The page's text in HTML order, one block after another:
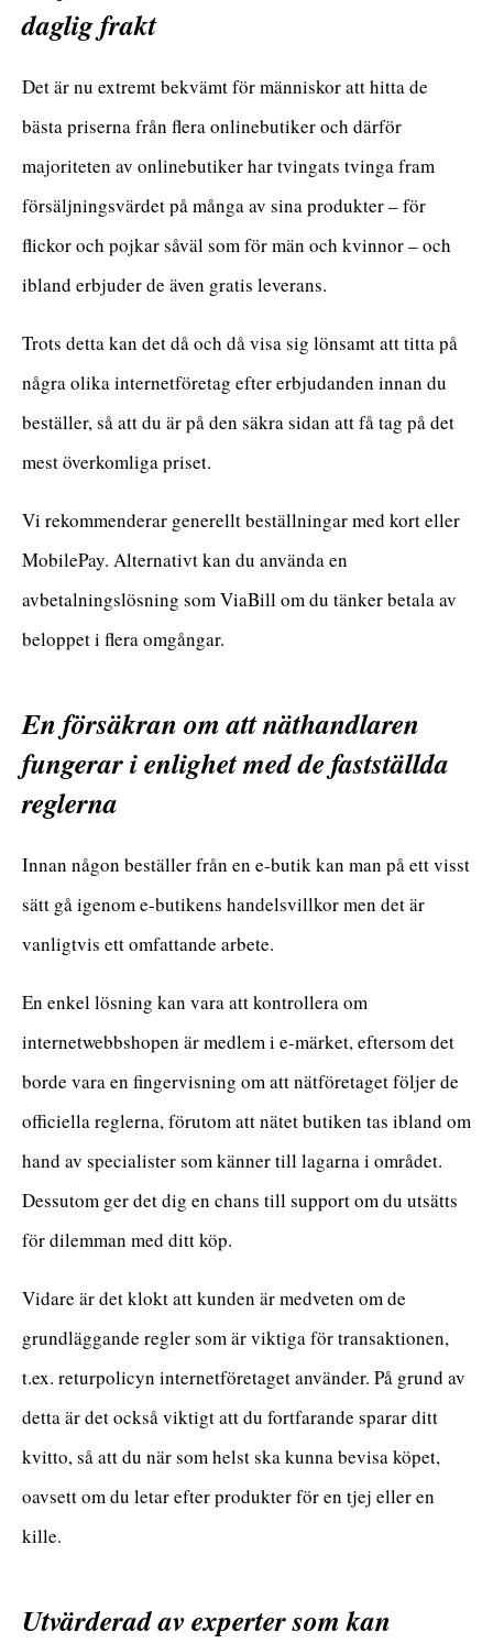
daglig frakt
Det är nu extremt bekvämt för människor att hitta de
bästa priserna från flera onlinebutiker och därför
majoriteten av onlinebutiker har tvingats tvinga fram
försäljningsvärdet på många av sina produkter – för
flickor och pojkar såväl som för män och kvinnor – och
ibland erbjuder de även gratis leverans.
Trots detta kan det då och då visa sig lönsamt att titta på
några olika internetföretag efter erbjudanden innan du
beställer, så att du är på den säkra sidan att få tag på det
mest överkomliga priset.
Vi rekommenderar generellt beställningar med kort eller
MobilePay. Alternativt kan du använda en
avbetalningslösning som ViaBill om du tänker betala av
beloppet i flera omgångar.
En försäkran om att näthandlaren
fungerar i enlighet med de fastställda
reglerna
Innan någon beställer från en e-butik kan man på ett visst
sätt gå igenom e-butikens handelsvillkor men det är
vanligtvis ett omfattande arbete.
En enkel lösning kan vara att kontrollera om
internetwebbshopen är medlem i e-märket, eftersom det
borde vara en fingervisning om att nätföretaget följer de
officiella reglerna, förutom att nätet butiken tas ibland om
hand av specialister som känner till lagarna i området.
Dessutom ger det dig en chans till support om du utsätts
för dilemman med ditt köp.
Vidare är det klokt att kunden är medveten om de
grundläggande regler som är viktiga för transaktionen,
t.ex. returpolicyn internetföretaget använder. På grund av
detta är det också viktigt att du fortfarande sparar ditt
kvitto, så att du när som helst ska kunna bevisa köpet,
oavsett om du letar efter produkter för en tjej eller en
kille.
Utvärderad av experter som kan